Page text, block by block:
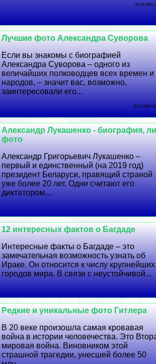
26 07 2026
Лучшие фото Александра Суворова
Если вы знакомы с биографией
Александра Суворова – одного из
величайших полководцев всех времен и
народов, – значит вас, возможно,
заинтересовали его...
25 07 2026
Александр Лукашенко - биография,
фото
Александр Григорьевич Лукашенко –
первый и единственный (на 2019 год)
президент Беларуси, правящий страной
уже более 20 лет. Одни считают его
диктатором,...
12 интересных фактов о Багдаде
Интересные факты о Багдаде – это
замечательная возможность узнать об
Иpaке. Он относится к числу крупнейших
городов мира. В связи с неустойчивой...
Редкие и уникальные фото Гитлера
В 20 веке произошла самая кровавая
война в истории человечества. Это
мировая война. Виновником этой
страшной трагедии, унесшей более 50